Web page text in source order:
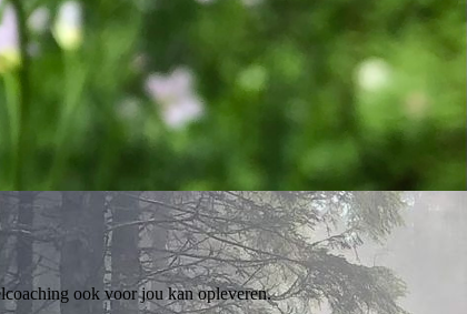
ook voor jou kan opleveren.